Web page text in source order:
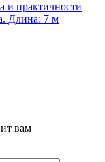
и практичности
Длина: 7 м
вам